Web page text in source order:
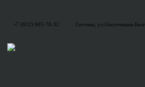
+7 (812) 905-78-32 Гатчина, ул.Ополченцев-